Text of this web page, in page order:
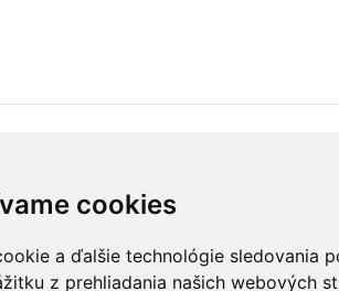
cookies
a ďalšie technológie sledovania
z prehliadania našich webových